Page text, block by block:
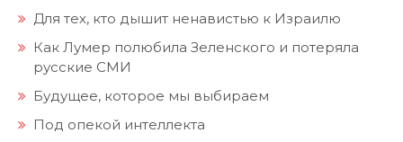
Для тех, кто дышит ненавистью к Израилю
Как Лумер полюбила Зеленского и потеряла
русские СМИ
Будущее, которое мы выбираем
Под опекой интеллекта